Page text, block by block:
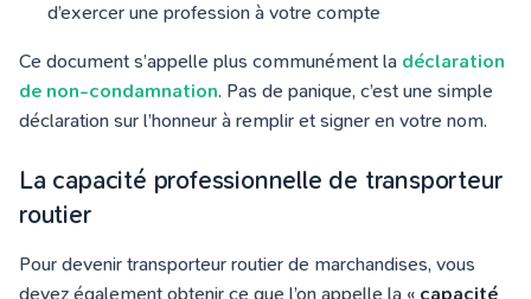
d’exercer une profession à votre compte
Ce document s’appelle plus communément la déclaration
de non-condamnation. Pas de panique, c’est une simple
déclaration sur l’honneur à remplir et signer en votre nom.
La capacité professionnelle de transporteur
routier
Pour devenir transporteur routier de marchandises, vous
devez également obtenir ce que l’on appelle la « capacité